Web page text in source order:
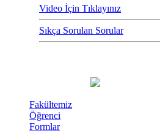
Video İçin Tıklayınız
Sıkça Sorulan Sorular
Fakültemiz
Öğrenci
Formlar